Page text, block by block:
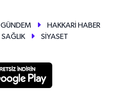
GÜNDEM
HAKKARİ HABER
SAĞLIK
SİYASET